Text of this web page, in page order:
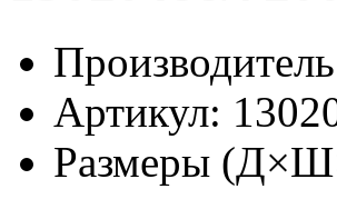
Артикул:
Размеры